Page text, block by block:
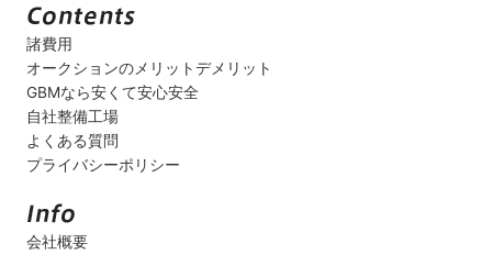
諸費用
オークションのメリットデメリット
GBMなら安くて安心安全
自社整備工場
よくある質問
プライバシーポリシー
会社概要